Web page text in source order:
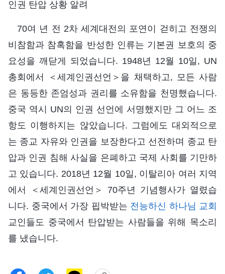
인권 탄압 상황 알려
70여 년 전 2차 세계대전의 포연이 걷히고 전쟁의
비참함과 참혹함을 반성한 인류는 기본권 보호의 중
요성을 깨닫게 되었습니다. 1948년 12월 10일, UN
총회에서 ＜세계인권선언＞을 채택하고, 모든 사람
은 동등한 존엄성과 권리를 소유함을 천명했습니다.
중국 역시 UN의 인권 선언에 서명했지만 그 어느 조
항도 이행하지는 않았습니다. 그럼에도 대외적으로
는 종교 자유와 인권을 보장한다고 선전하며 종교 탄
압과 인권 침해 사실을 은폐하고 국제 사회를 기만하
고 있습니다. 2018년 12월 10일, 이탈리아 여러 지역
에서 ＜세계인권선언＞ 70주년 기념행사가 열렸습
니다. 중국에서 가장 핍박받는 전능하신 하나님 교회
교인들도 중국에서 탄압받는 사람들을 위해 목소리
를 냈습니다.